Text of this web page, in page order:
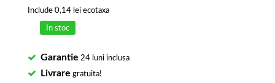
Include 0,14 lei ecotaxa
In stoc
Garantie 24 luni inclusa
Livrare gratuita!